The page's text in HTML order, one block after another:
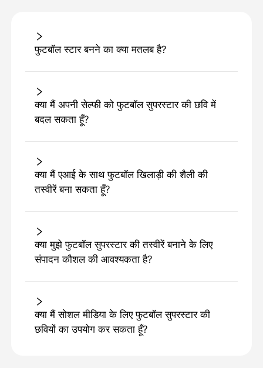
फुटबॉल स्टार बनने का क्या मतलब है?
क्या मैं अपनी सेल्फी को फुटबॉल सुपरस्टार की छवि में
बदल सकता हूँ?
क्या मैं एआई के साथ फुटबॉल खिलाड़ी की शैली की
तस्वीरें बना सकता हूँ?
क्या मुझे फुटबॉल सुपरस्टार की तस्वीरें बनाने के लिए
संपादन कौशल की आवश्यकता है?
क्या मैं सोशल मीडिया के लिए फुटबॉल सुपरस्टार की
छवियों का उपयोग कर सकता हूँ?